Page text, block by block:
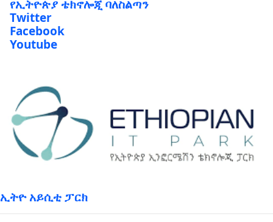
የኢትዮጵያ ቴክኖሎጂ ባለስልጣን
Twitter
Facebook
Youtube
ኢትዮ አይሲቲ ፓርክ